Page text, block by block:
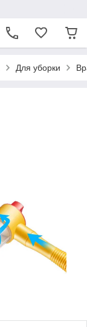
Для уборки